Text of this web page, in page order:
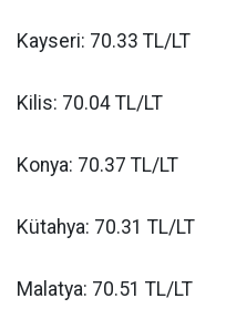
Kayseri: 70.33 TL/LT
Kilis: 70.04 TL/LT
Konya: 70.37 TL/LT
Kütahya: 70.31 TL/LT
Malatya: 70.51 TL/LT